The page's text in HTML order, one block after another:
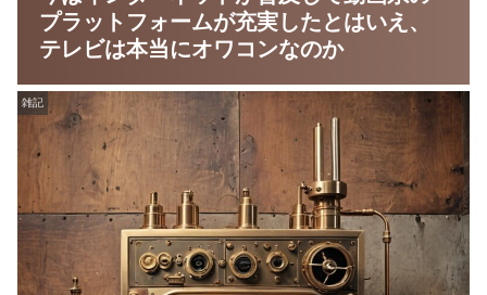
プラットフォームが充実したとはいえ、
テレビは本当にオワコンなのか
雑記